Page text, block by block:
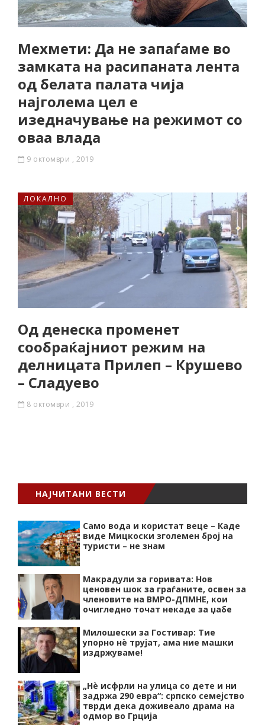
Мехмети: Да не запаѓаме во
замката на расипаната лента
од белата палата чија
најголема цел е
изедначување на режимот со
оваа влада
9 октомври , 2019
ЛОКАЛНО
Од денеска променет
сообраќајниот режим на
делницата Прилеп – Крушево
– Сладуево
8 октомври , 2019
НАЈЧИТАНИ ВЕСТИ
Само вода и користат веце – Каде
виде Мицкоски зголемен број на
туристи – не знам
Макрадули за горивата: Нов
ценовен шок за граѓаните, освен за
членовите на ВМРО-ДПМНЕ, кои
очигледно точат некаде за џабе
Милошески за Гостивар: Тие
упорно нѐ трујат, ама ние машки
издржуваме!
„Нѐ исфрли на улица со дете и ни
задржа 290 евра“: српско семејство
тврди дека доживеало драма на
одмор во Грција